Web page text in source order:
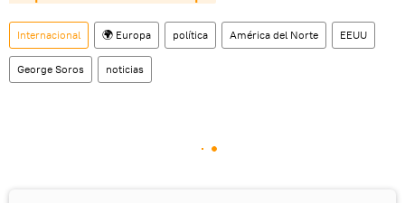
Internacional 🌍 Europa política América del Norte EEUU
George Soros noticias